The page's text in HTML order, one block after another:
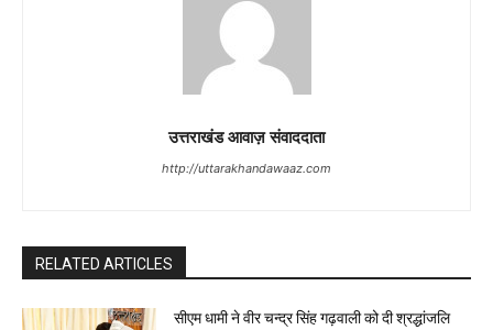
उत्तराखंड आवाज़ संवाददाता
http://uttarakhandawaaz.com
RELATED ARTICLES
सीएम धामी ने वीर चन्द्र सिंह गढ़वाली को दी श्रद्धांजलि